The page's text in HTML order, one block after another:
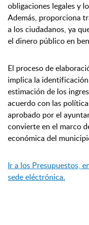
obligaciones legales y
Además, proporciona
a los ciudadanos, ya
el dinero público en
El proceso de
implica la
estimación de los
acuerdo con las
aprobado por el
convierte en el marco
económica del
Ir a los Presupuestos,
sede eléctrónica.